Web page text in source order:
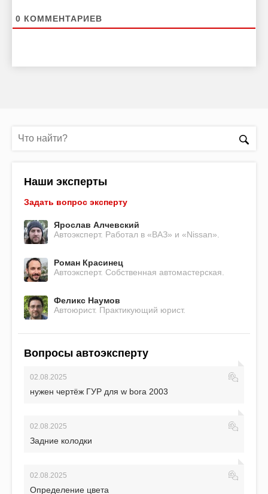
0 КОММЕНТАРИЕВ
Наши эксперты
Задать вопрос эксперту
Ярослав Алчевский
Автоэксперт. Работал в «ВАЗ» и «Nissan».
Роман Красинец
Автоэксперт. Собственная автомастерская.
Феликс Наумов
Автоюрист. Практикующий юрист.
Вопросы автоэксперту
02.08.2025
нужен чертёж ГУР для w bora 2003
02.08.2025
Задние колодки
02.08.2025
Определение цвета